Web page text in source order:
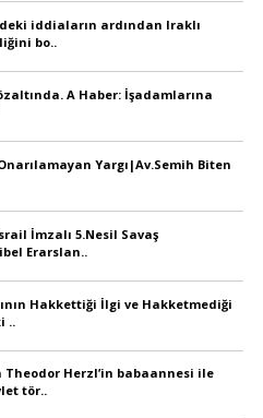
iddiaların ardından Iraklı
bo..
A Haber: İşadamlarına
Yargı|Av.Semih Biten
İmzalı 5.Nesil Savaş
Erarslan..
Hakkettiği İlgi ve Hakketmediği
..
Theodor Herzl’in babaannesi ile
tör..